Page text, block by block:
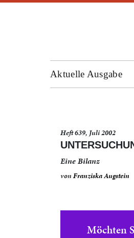
Aktuelle Ausgabe
Heft 639, Juli 2002
Eine Bilanz
vonFranziska Augstein
Möchten